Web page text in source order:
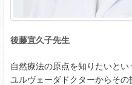
後藤宜久子先生
自然療法の原点を知りたいと
ユルヴェーダドクターからその